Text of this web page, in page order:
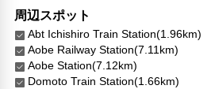
周辺スポット
Abt Ichishiro Train Station(1.96km)
Aobe Railway Station(7.11km)
Aobe Station(7.12km)
Domoto Train Station(1.66km)